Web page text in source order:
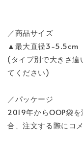
／商品サイズ
▲最大直径3-5.5cm
(タイプ別で大きさ違
てください)
／パッケージ
2019年からOOP袋
合、注文する際にコ